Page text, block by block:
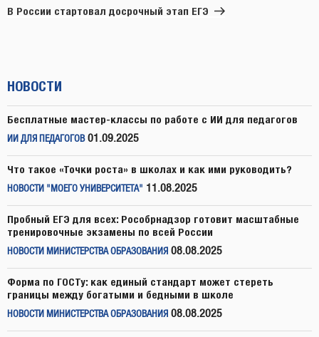
запись
В России стартовал досрочный этап ЕГЭ
НОВОСТИ
Бесплатные мастер-классы по работе с ИИ для педагогов
ИИ ДЛЯ ПЕДАГОГОВ 01.09.2025
Что такое «Точки роста» в школах и как ими руководить?
НОВОСТИ "МОЕГО УНИВЕРСИТЕТА" 11.08.2025
Пробный ЕГЭ для всех: Рособрнадзор готовит масштабные
тренировочные экзамены по всей России
НОВОСТИ МИНИСТЕРСТВА ОБРАЗОВАНИЯ 08.08.2025
Форма по ГОСТу: как единый стандарт может стереть
границы между богатыми и бедными в школе
НОВОСТИ МИНИСТЕРСТВА ОБРАЗОВАНИЯ 08.08.2025